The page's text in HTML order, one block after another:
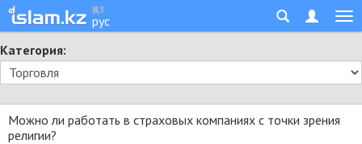
қаз
рус
Категория:
Можно ли работать в страховых компаниях с точки зрения
религии?